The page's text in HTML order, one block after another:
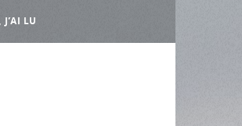
J’AI LU